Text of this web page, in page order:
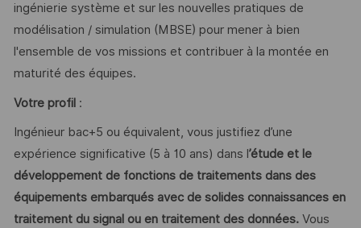
ingénierie système et sur les nouvelles pratiques de
modélisation / simulation (MBSE) pour mener à bien
l'ensemble de vos missions et contribuer à la montée en
maturité des équipes.
Votre profil :
Ingénieur bac+5 ou équivalent, vous justifiez d’une
expérience significative (5 à 10 ans) dans l ’étude et le
développement de fonctions de traitements dans des
équipements embarqués avec de solides connaissances en
traitement du signal ou en traitement des données.Vous